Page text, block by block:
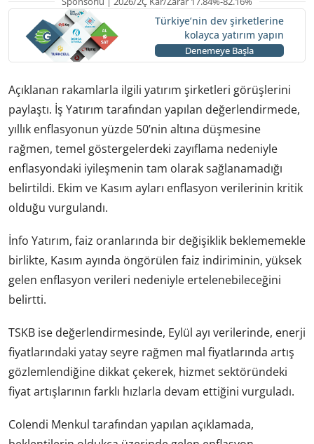
Türkiye’nin dev şirketlerine
kolayca yatırım yapın
Denemeye Başla
Açıklanan rakamlarla ilgili yatırım şirketleri görüşlerini
paylaştı. İş Yatırım tarafından yapılan değerlendirmede,
yıllık enflasyonun yüzde 50’nin altına düşmesine
rağmen, temel göstergelerdeki zayıflama nedeniyle
enflasyondaki iyileşmenin tam olarak sağlanamadığı
belirtildi. Ekim ve Kasım ayları enflasyon verilerinin kritik
olduğu vurgulandı.
İnfo Yatırım, faiz oranlarında bir değişiklik beklememekle
birlikte, Kasım ayında öngörülen faiz indiriminin, yüksek
gelen enflasyon verileri nedeniyle ertelenebileceğini
belirtti.
TSKB ise değerlendirmesinde, Eylül ayı verilerinde, enerji
fiyatlarındaki yatay seyre rağmen mal fiyatlarında artış
gözlemlendiğine dikkat çekerek, hizmet sektöründeki
fiyat artışlarının farklı hızlarla devam ettiğini vurguladı.
Colendi Menkul tarafından yapılan açıklamada,